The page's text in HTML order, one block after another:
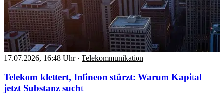
17.07.2026, 16:48 Uhr · Telekommunikation
Telekom klettert, Infineon stürzt: Warum Kapital
jetzt Substanz sucht